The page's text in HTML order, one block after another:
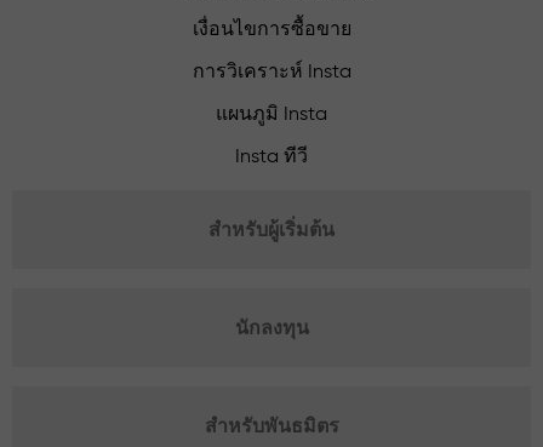
เงื่อนไขการซื้อขาย
การวิเคราะห์ Insta
แผนภูมิ Insta
Insta ทีวี
สำหรับผู้เริ่มต้น
นักลงทุน
สำหรับพันธมิตร